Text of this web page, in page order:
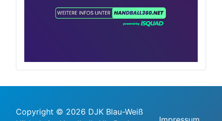
Copyright © 2026 DJK Blau-Weiß